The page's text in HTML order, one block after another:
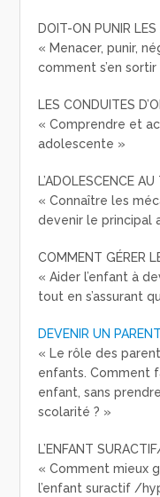
DOIT-ON PUNIR LES
« Menacer, punir,
comment s’en sortir
LES CONDUITES
« Comprendre et
adolescente »
L’ADOLESCENCE AU
« Connaître les
devenir le principal
COMMENT GÉRER
« Aider l’enfant à
tout en s’assurant
DEVENIR UN
« Le rôle des
enfants. Comment
enfant, sans
scolarité ? »
L’ENFANT
« Comment mieux
l’enfant suractif /